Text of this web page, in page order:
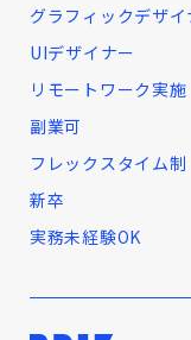
グラフィックデザイ
UIデザイナー
リモートワーク実施
副業可
フレックスタイム制
新卒
実務未経験OK